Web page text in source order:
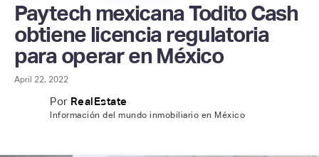
Paytech mexicana Todito Cash
obtiene licencia regulatoria
para operar en México
April 22, 2022
Por RealEstate
Información del mundo inmobiliario en México